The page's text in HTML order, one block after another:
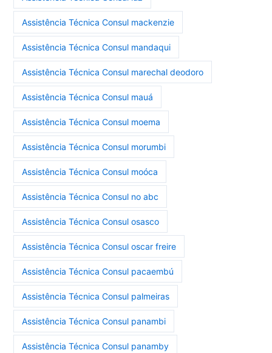
Assistência Técnica Consul mackenzie
Assistência Técnica Consul mandaqui
Assistência Técnica Consul marechal deodoro
Assistência Técnica Consul mauá
Assistência Técnica Consul moema
Assistência Técnica Consul morumbi
Assistência Técnica Consul moóca
Assistência Técnica Consul no abc
Assistência Técnica Consul osasco
Assistência Técnica Consul oscar freire
Assistência Técnica Consul pacaembú
Assistência Técnica Consul palmeiras
Assistência Técnica Consul panambi
Assistência Técnica Consul panamby